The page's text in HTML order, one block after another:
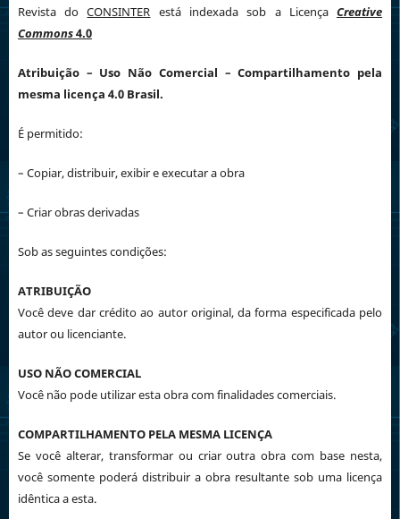
Revista doCONSINTER está indexada sob a LicençaCreative
Commons4.0
Atribuição – Uso Não Comercial – Compartilhamento pela
mesma licença 4.0 Brasil.
É permitido:
– Copiar, distribuir, exibir e executar a obra
– Criar obras derivadas
Sob as seguintes condições:
ATRIBUIÇÃO
Você deve dar crédito ao autor original, da forma especificada pelo
autor ou licenciante.
USO NÃO COMERCIAL
Você não pode utilizar esta obra com finalidades comerciais.
COMPARTILHAMENTO PELA MESMA LICENÇA
Se você alterar, transformar ou criar outra obra com base nesta,
você somente poderá distribuir a obra resultante sob uma licença
idêntica a esta.